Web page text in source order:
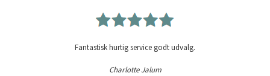
Fantastisk hurtig service godt udvalg.
Charlotte Jalum